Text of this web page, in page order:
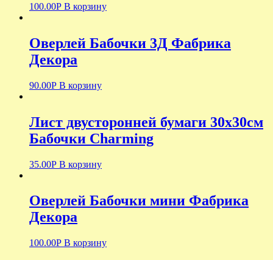
100.00Р В корзину
Оверлей Бабочки 3Д Фабрика
Декора
90.00Р В корзину
Лист двусторонней бумаги 30х30см
Бабочки Charming
35.00Р В корзину
Оверлей Бабочки мини Фабрика
Декора
100.00Р В корзину